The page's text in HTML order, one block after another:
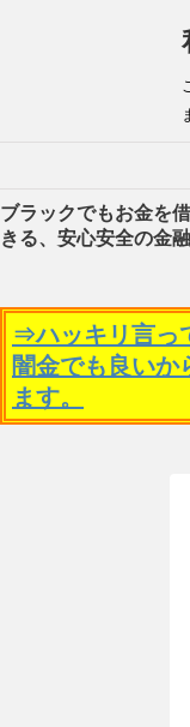
ブラックでもお金を
きる、安心安全の金
⇒ハッキリ言っ
闇金でも良い
ます。